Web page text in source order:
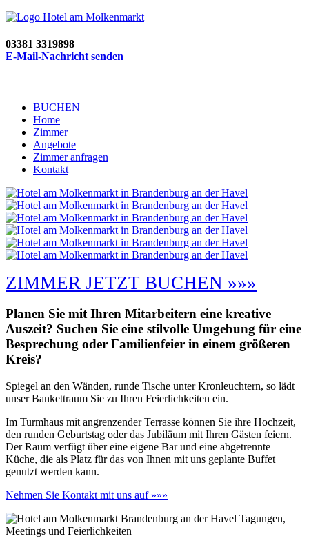
03381 3319898
E-Mail-Nachricht senden
BUCHEN
Home
Zimmer
Angebote
Zimmer anfragen
Kontakt
ZIMMER JETZT BUCHEN »»»
Planen Sie mit Ihren Mitarbeitern eine kreative
Auszeit? Suchen Sie eine stilvolle Umgebung für eine
Besprechung oder Familienfeier in einem größeren
Kreis?
Spiegel an den Wänden, runde Tische unter Kronleuchtern, so lädt
unser Bankettraum Sie zu Ihren Feierlichkeiten ein.
Im Turmhaus mit angrenzender Terrasse können Sie ihre Hochzeit,
den runden Geburtstag oder das Jubiläum mit Ihren Gästen feiern.
Der Raum verfügt über eine eigene Bar und eine abgetrennte
Küche, die als Platz für das von Ihnen mit uns geplante Buffet
genutzt werden kann.
Nehmen Sie Kontakt mit uns auf »»»